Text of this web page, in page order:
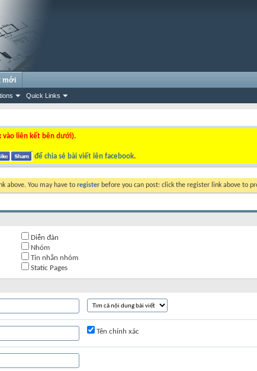
Quick Links
mới
vào liên kết bên dưới).
để chia sẻ bài viết lên facebook.
above. You may have to register before you can post: click the register link above to
Diễn đàn
Nhóm
Tin nhắn nhóm
Static Pages
Tên chính xác